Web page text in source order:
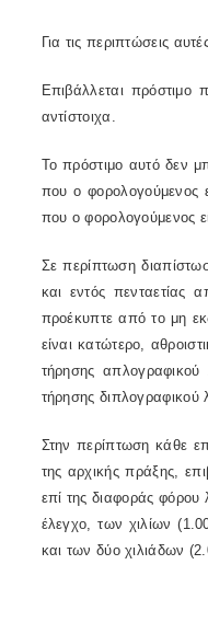
Για τις περιπτώσεις
Επιβάλλεται
αντίστοιχα.
Το πρόστιμο αυτό δεν
που ο φορολογούμενος
που ο φορολογούμενος
Σε περίπτωση
και εντός πενταετίας
προέκυπτε από το μη
είναι κατώτερο,
τήρησης
τήρησης διπλογραφικού
Στην περίπτωση κάθε
της αρχικής πράξης,
επί της διαφοράς φόρου
έλεγχο, των χιλίων
και των δύο χιλιάδων